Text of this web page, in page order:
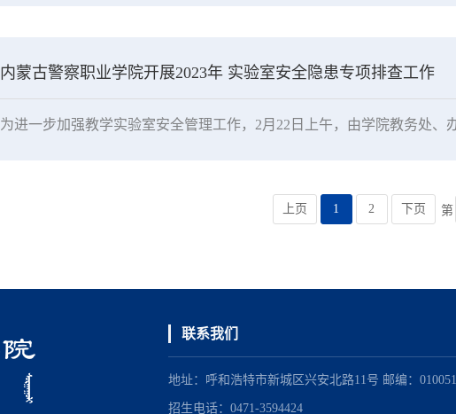
内蒙古警察职业学院开展2023年 实验室安全隐患专项排查工作
上页 1 2 下页 第
联系我们
地址：呼和浩特市新城区兴安北路11号 邮编：010051
招生电话：0471-3594424